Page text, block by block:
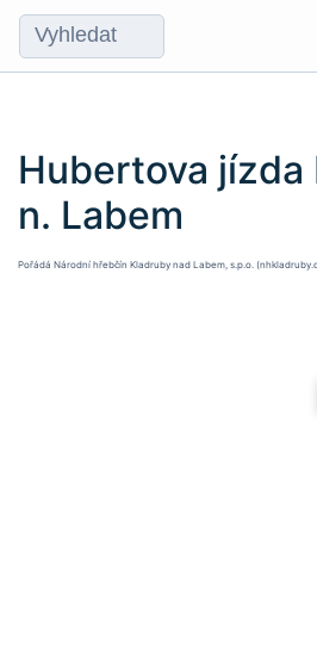
Hubertova jízda
n. Labem
Pořádá Národní hřebčín Kladruby nad Labem, s.p.o.